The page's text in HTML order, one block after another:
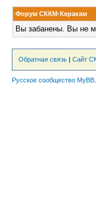
Форум СККМ-Керакам
Вы забанены. Вы не
Обратная связь | Сайт
Русское сообщество MyBB